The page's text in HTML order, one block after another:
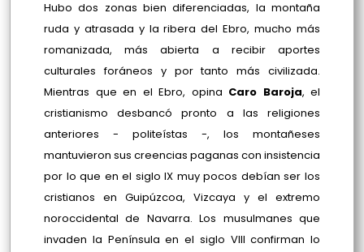
Hubo dos zonas bien diferenciadas, la montaña
ruda y atrasada y la ribera del Ebro, mucho más
romanizada, más abierta a recibir aportes
culturales foráneos y por tanto más civilizada.
Mientras que en el Ebro, opina Caro Baroja, el
cristianismo desbancó pronto a las religiones
anteriores - politeístas -, los montañeses
mantuvieron sus creencias paganas con insistencia
por lo que en el siglo IX muy pocos debían ser los
cristianos en Guipúzcoa, Vizcaya y el extremo
noroccidental de Navarra. Los musulmanes que
invaden la Península en el siglo VIII confirman lo